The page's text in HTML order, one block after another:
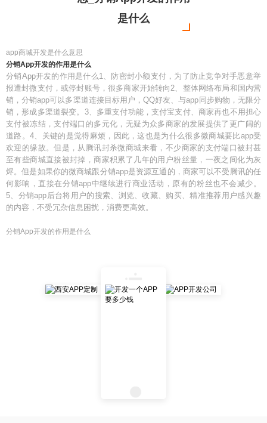
是什么
app商城开发是什么意思
分销App开发的作用是什么
分销App开发的作用是什么1、防密封小额支付，为了防止竞争对手恶意举
报遭封微支付，或停封账号，很多商家开始转向2、整体网络布局和国内营
销，分销app可以多渠道连接目标用户，QQ好友、与app同步购物，无限分
销，形成多渠道裂变。3、多重支付功能，支付宝支付、商家再也不用担心
支付被冻结，支付端口的多元化，无疑为众多商家的发展提供了更广阔的
道路。4、关键的是觉得麻烦，因此，这也是为什么很多微商城要比app受
欢迎的缘故。但是，从腾讯封杀微商城来看，不少商家的支付端口被封甚
至有些商城直接被封掉，商家积累了几年的用户粉丝量，一夜之间化为灰
烬。但是如果你的微商城跟分销app是资源互通的，商家可以不受腾讯的任
何影响，直接在分销app中继续进行商业活动，原有的粉丝也不会减少。
5、分销app后台将用户的搜索、浏览、收藏、购买、精准推荐用户感兴趣
的内容，不受冗杂信息困扰，消费更高效。
分销App开发的作用是什么